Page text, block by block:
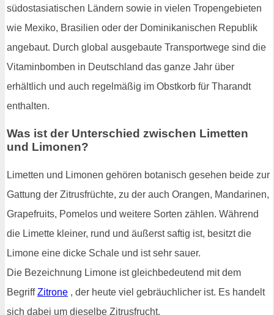
südostasiatischen Ländern sowie in vielen Tropengebieten
wie Mexiko, Brasilien oder der Dominikanischen Republik
angebaut. Durch global ausgebaute Transportwege sind die
Vitaminbomben in Deutschland das ganze Jahr über
erhältlich und auch regelmäßig im Obstkorb für Tharandt
enthalten.
Was ist der Unterschied zwischen Limetten
und Limonen?
Limetten und Limonen gehören botanisch gesehen beide zur
Gattung der Zitrusfrüchte, zu der auch Orangen, Mandarinen,
Grapefruits, Pomelos und weitere Sorten zählen. Während
die Limette kleiner, rund und äußerst saftig ist, besitzt die
Limone eine dicke Schale und ist sehr sauer.
Die Bezeichnung Limone ist gleichbedeutend mit dem
BegriffZitrone , der heute viel gebräuchlicher ist. Es handelt
sich dabei um dieselbe Zitrusfrucht.